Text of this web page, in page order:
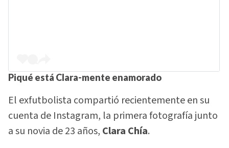
Piqué está Clara-mente enamorado
El exfutbolista compartió recientemente en su
cuenta de Instagram, la primera fotografía junto
a su novia de 23 años, Clara Chía.